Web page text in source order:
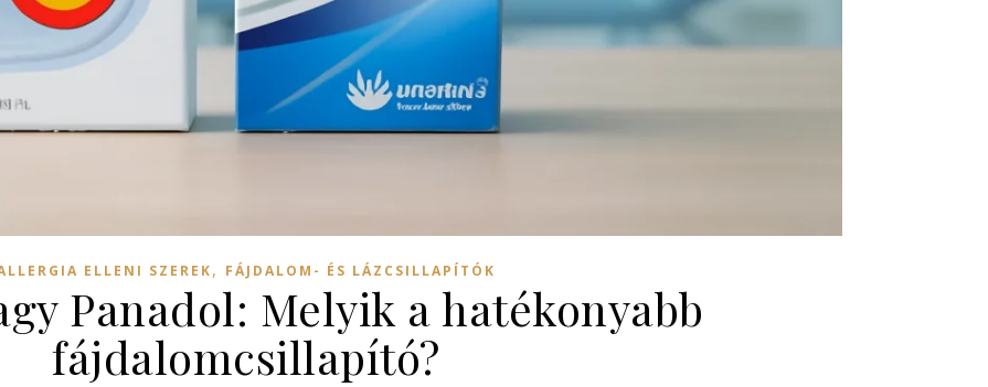
ELLENI SZEREK, FÁJDALOM- ÉS LÁZCSILLAPÍTÓK
Panadol: Melyik a hatékonyabb
fájdalomcsillapító?